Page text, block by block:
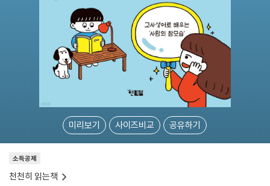
미리보기 사이즈비교 공유하기
소득공제
천천히 읽는책